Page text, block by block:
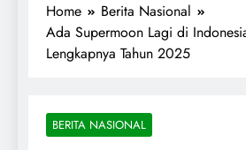
Home
Berita Nasional
Ada Supermoon Lagi di
Lengkapnya Tahun 2025
BERITA NASIONAL